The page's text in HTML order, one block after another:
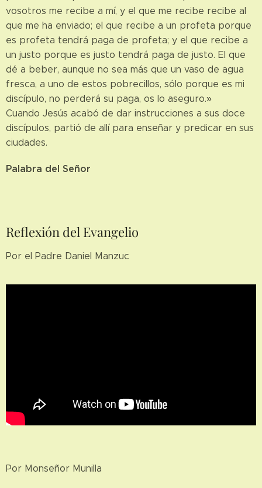
vosotros me recibe a mí, y el que me recibe recibe al
que me ha enviado; el que recibe a un profeta porque
es profeta tendrá paga de profeta; y el que recibe a
un justo porque es justo tendrá paga de justo. El que
dé a beber, aunque no sea más que un vaso de agua
fresca, a uno de estos pobrecillos, sólo porque es mi
discípulo, no perderá su paga, os lo aseguro.»
Cuando Jesús acabó de dar instrucciones a sus doce
discípulos, partió de allí para enseñar y predicar en sus
ciudades.
Palabra del Señor
Reflexión del Evangelio
Por el Padre Daniel Manzuc
Por Monseñor Munilla